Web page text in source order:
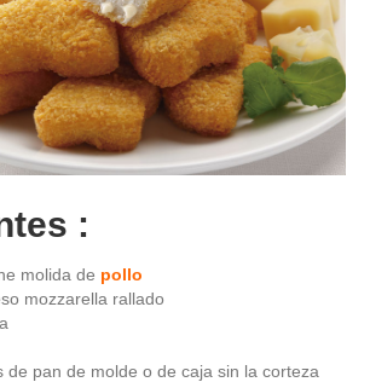
:
molida de pollo
mozzarella rallado
de pan de molde o de caja sin la corteza